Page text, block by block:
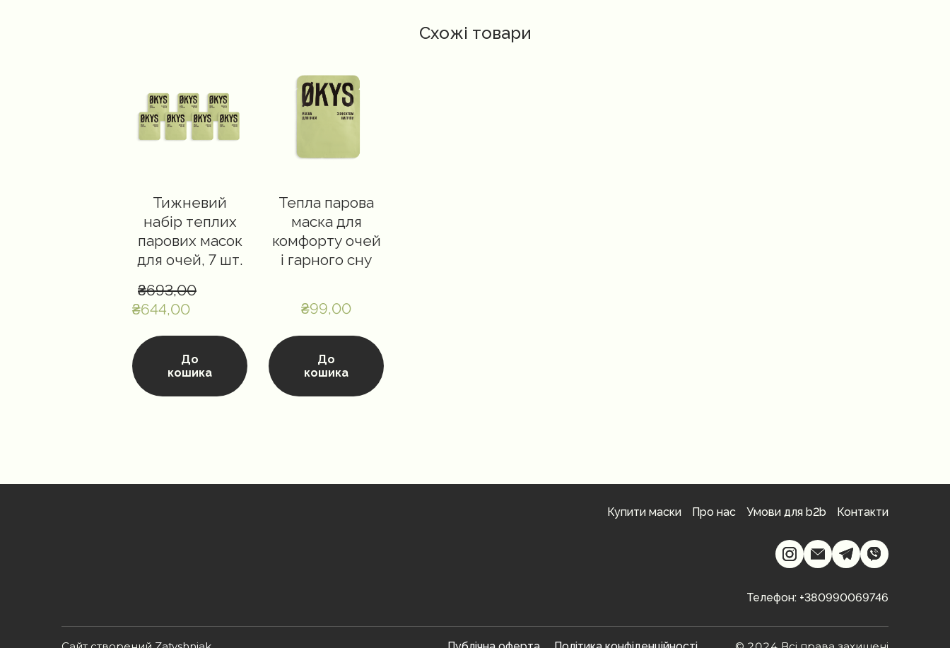
Схожі товари
Тижневий
набір теплих
парових масок
для очей, 7 шт.
₴693,00
₴644,00
До
кошика
Тепла парова
маска для
комфорту очей
і гарного сну
₴99,00
До
кошика
Купити маски Про нас Умови для b2b Контакти
Телефон: +380990069746